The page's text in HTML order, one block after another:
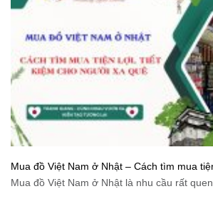
Mua đồ Việt Nam ở Nhật – Cách tìm mua
người xa quê
Mua đồ Việt Nam ở Nhật là nhu cầu rất